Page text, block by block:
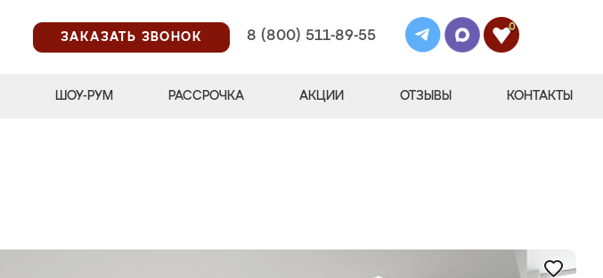
ЗАКАЗАТЬ ЗВОНОК
8 (800) 511-89-55
0
ШОУ-РУМ РАССРОЧКА АКЦИИ ОТЗЫВЫ КОНТАКТЫ